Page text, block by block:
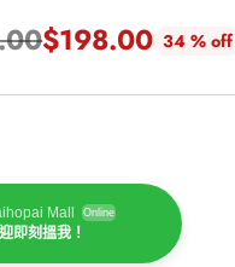
$198.00 34 % off
Mall Online
即刻搵我！